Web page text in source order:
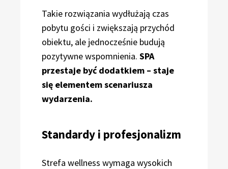
Takie rozwiązania wydłużają czas
pobytu gości i zwiększają przychód
obiektu, ale jednocześnie budują
pozytywne wspomnienia. SPA
przestaje być dodatkiem – staje
się elementem scenariusza
wydarzenia.
Standardy i profesjonalizm
Strefa wellness wymaga wysokich